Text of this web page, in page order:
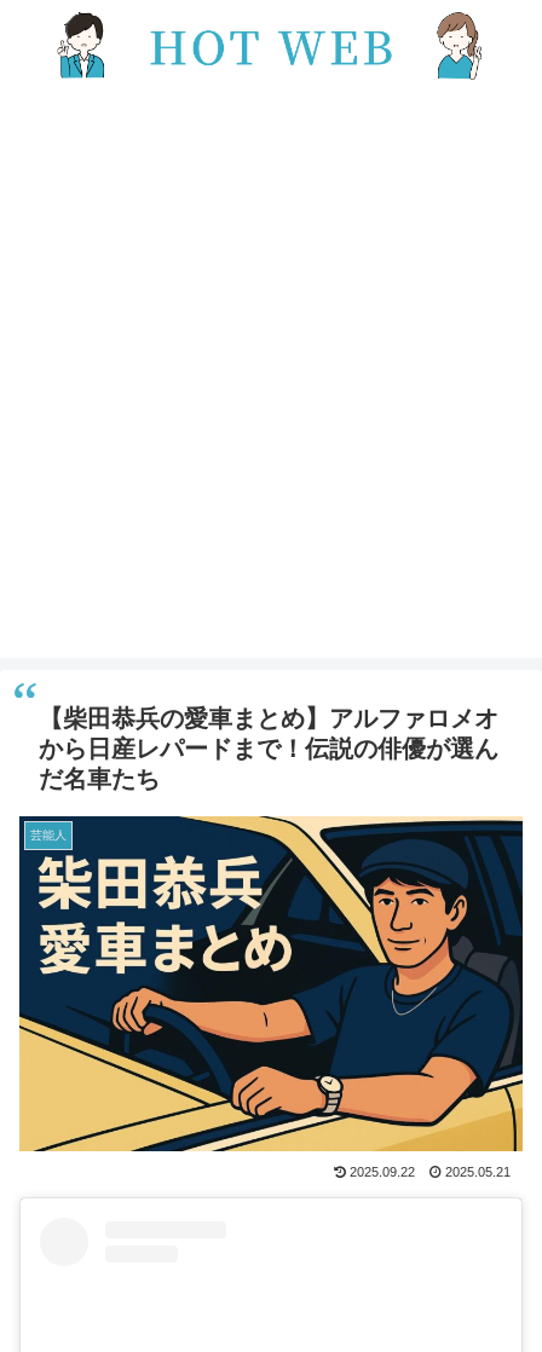
【柴田恭兵の愛車まとめ】アルファロメオ
から日産レパードまで！伝説の俳優が選ん
だ名車たち
芸能人
2025.09.22 2025.05.21